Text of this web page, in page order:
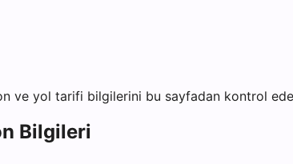
ve yol tarifi bilgilerini bu sayfadan kontrol
Bilgileri